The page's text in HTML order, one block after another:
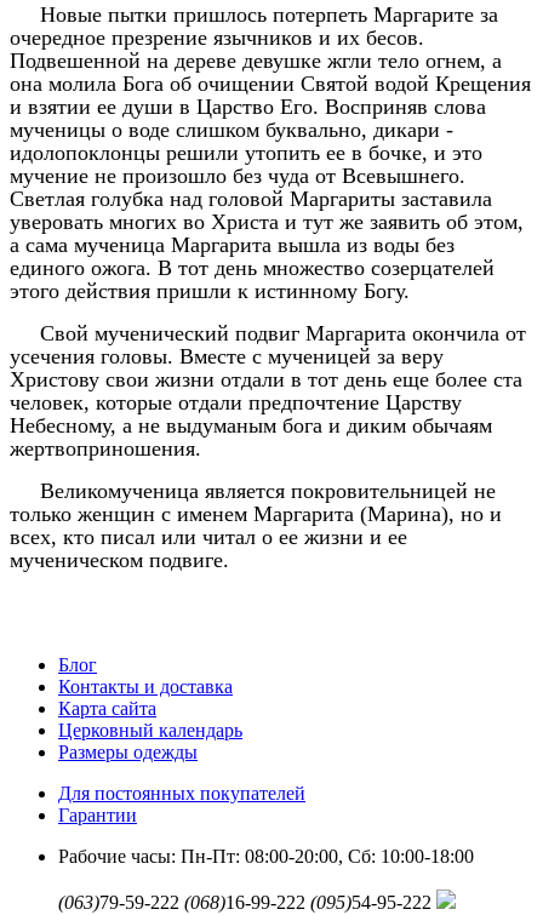
Новые пытки пришлось потерпеть Маргарите за
очередное презрение язычников и их бесов.
Подвешенной на дереве девушке жгли тело огнем, а
она молила Бога об очищении Святой водой Крещения
и взятии ее души в Царство Его. Восприняв слова
мученицы о воде слишком буквально, дикари -
идолопоклонцы решили утопить ее в бочке, и это
мучение не произошло без чуда от Всевышнего.
Светлая голубка над головой Маргариты заставила
уверовать многих во Христа и тут же заявить об этом,
а сама мученица Маргарита вышла из воды без
единого ожога. В тот день множество созерцателей
этого действия пришли к истинному Богу.
Свой мученический подвиг Маргарита окончила от
усечения головы. Вместе с мученицей за веру
Христову свои жизни отдали в тот день еще более ста
человек, которые отдали предпочтение Царству
Небесному, а не выдуманым бога и диким обычаям
жертвоприношения.
Великомученица является покровительницей не
только женщин с именем Маргарита (Марина), но и
всех, кто писал или читал о ее жизни и ее
мученическом подвиге.
Блог
Контакты и доставка
Карта сайта
Церковный календарь
Размеры одежды
Для постоянных покупателей
Гарантии
Рабочие часы: Пн-Пт: 08:00-20:00, Сб: 10:00-18:00
(063)79-59-222 (068)16-99-222 (095)54-95-222